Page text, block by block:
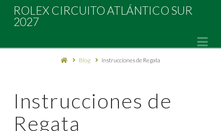
Rolex
Circuito
Atlántico
Sur
ROLEX CIRCUITO ATLÁNTICO SUR
2027
Blog Instrucciones de Regata
Instrucciones de
Regata